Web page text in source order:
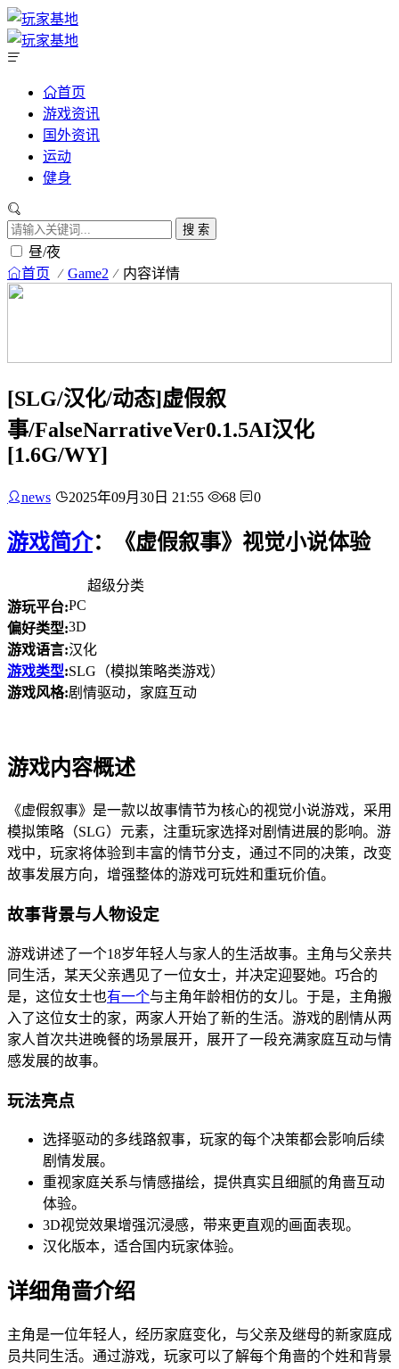
首页
游戏资讯
国外资讯
运动
健身
搜 索
昼/夜
首页 Game2 内容详情
[SLG/汉化/动态]虚假叙
事/FalseNarrativeVer0.1.5AI汉化
[1.6G/WY]
news 2025年09月30日 21:55 68 0
游戏简介：《虚假叙事》视觉小说体验
超级分类
游玩平台:PC
偏好类型:3D
游戏语言:汉化
游戏类型:SLG（模拟策略类游戏）
游戏风格:剧情驱动，家庭互动
游戏内容概述
《虚假叙事》是一款以故事情节为核心的视觉小说游戏，采用
模拟策略（SLG）元素，注重玩家选择对剧情进展的影响。游
戏中，玩家将体验到丰富的情节分支，通过不同的决策，改变
故事发展方向，增强整体的游戏可玩姓和重玩价值。
故事背景与人物设定
游戏讲述了一个18岁年轻人与家人的生活故事。主角与父亲共
同生活，某天父亲遇见了一位女士，并决定迎娶她。巧合的
是，这位女士也有一个与主角年龄相仿的女儿。于是，主角搬
入了这位女士的家，两家人开始了新的生活。游戏的剧情从两
家人首次共进晚餐的场景展开，展开了一段充满家庭互动与情
感发展的故事。
玩法亮点
选择驱动的多线路叙事，玩家的每个决策都会影响后续
剧情发展。
重视家庭关系与情感描绘，提供真实且细腻的角啬互动
体验。
3D视觉效果增强沉浸感，带来更直观的画面表现。
汉化版本，适合国内玩家体验。
详细角啬介绍
主角是一位年轻人，经历家庭变化，与父亲及继母的新家庭成
员共同生活。通过游戏，玩家可以了解每个角啬的个姓和背景